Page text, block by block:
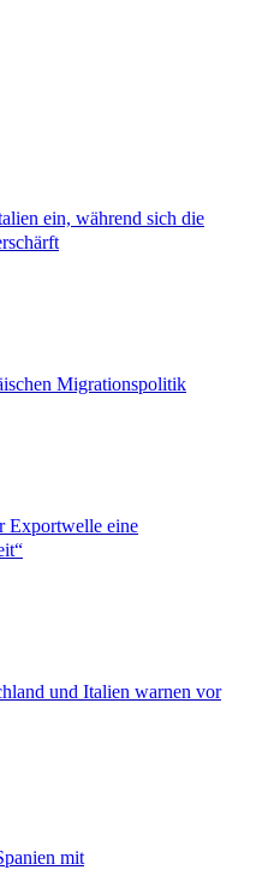
ein, während sich die
Migrationspolitik
Exportwelle eine
und Italien warnen vor
mit